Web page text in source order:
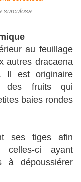
surculosa
au feuillage
autres dracaena
Il est originaire
des fruits qui
baies rondes
ses tiges afin
celles-ci ayant
à dépoussiérer